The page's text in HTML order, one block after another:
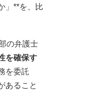
」**を、比
の弁護士
を確保す
を委託
あること